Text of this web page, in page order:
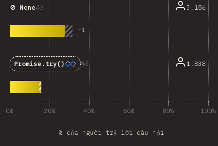
3
🚫 None
+1
3,186
4
Promise.try() 1,838
0% 20% 40% 60% 80% 100%
% của người trả lời câu hỏi